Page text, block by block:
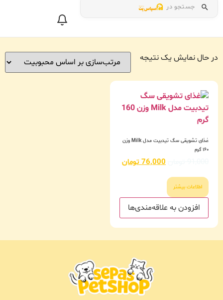
جستجو در
در حال نمایش یک نتیجه
غذای تشویقی سگ تیدبیت مدل Milk وزن
۱۶۰ گرم
76,000تومان
اطلاعات بیشتر
افزودن به علاقه‌مندی‌ها